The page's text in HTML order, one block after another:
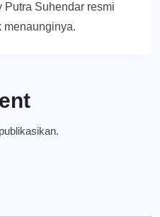
Putra Suhendar resmi
menaunginya.